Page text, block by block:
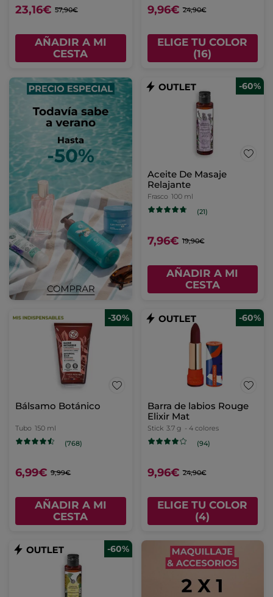
23,16€ 57,90€
AÑADIR A MI
CESTA
9,96€ 24,90€
ELIGE TU COLOR
(16)
-60%
Aceite De Masaje
Relajante
Frasco 100 ml
(21)
7,96€ 19,90€
AÑADIR A MI
CESTA
-30%
Bálsamo Botánico
Tubo 150 ml
(768)
6,99€ 9,99€
AÑADIR A MI
CESTA
-60%
Barra de labios Rouge
Elixir Mat
Stick 3.7 g - 4 colores
(94)
9,96€ 24,90€
ELIGE TU COLOR
(4)
-60%